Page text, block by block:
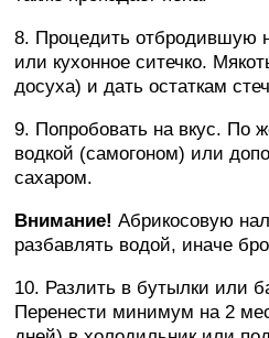
8. Процедить отбродившую
или кухонное ситечко.
досуха) и дать остаткам
9. Попробовать на вкус. По
водкой (самогоном) или
сахаром.
Внимание! Абрикосовую
разбавлять водой, иначе
10. Разлить в бутылки или
Перенести минимум на 2